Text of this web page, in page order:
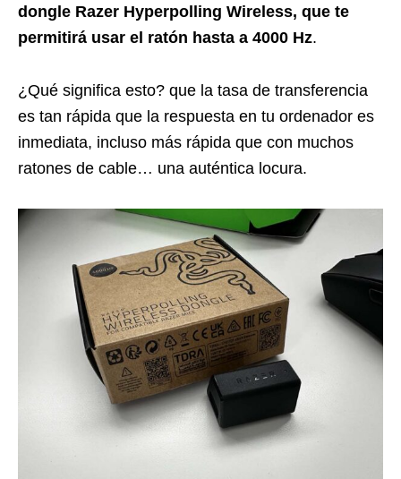
dongle Razer Hyperpolling Wireless, que te
permitirá usar el ratón hasta a 4000 Hz.
¿Qué significa esto? que la tasa de transferencia
es tan rápida que la respuesta en tu ordenador es
inmediata, incluso más rápida que con muchos
ratones de cable… una auténtica locura.